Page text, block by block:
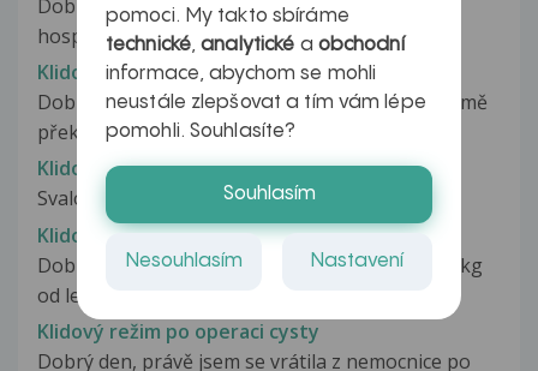
Dobrý den, právě moje dcera (8 let) prodělala
hospitalizaci na infekčním odd....
Klidové EKG
Dobrý den, ve škole jsme si měřili EKG a docela mě
překvapil můj výsledek, nedávno...
Klidové parestezie DKK
Svalové bolesti nohou
Klidové tepové hodnoty
Dobrý deň, som muž mám 23 rokov 196cm 94.7kg
od leta som pribral 10kg. Som...
Klidový režim po operaci cysty
Dobrý den, právě jsem se vrátila z nemocnice po
pomoci. My takto sbíráme
technické,analytické a obchodní
informace, abychom se mohli
neustále zlepšovat a tím vám lépe
pomohli. Souhlasíte?
Souhlasím
Nesouhlasím Nastavení